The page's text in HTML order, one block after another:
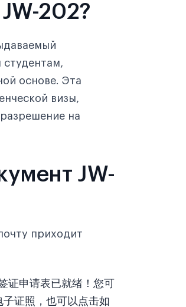
202?
основе. Эта
визы,
на
JW-
приходит
证申请表已就绪！您可
证照，也可以点击如